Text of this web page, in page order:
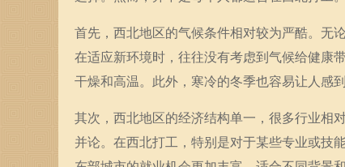
首先，西北地区的气候条件相对较为严酷。无
在适应新环境时，往往没有考虑到气候给健康
干燥和高温。此外，寒冷的冬季也容易让人感
其次，西北地区的经济结构单一，很多行业相
并论。在西北打工，特别是对于某些专业或技